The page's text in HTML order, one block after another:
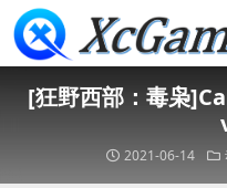
[狂野西部：毒枭
2021-06-14